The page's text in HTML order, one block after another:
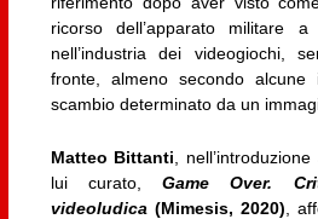
ricorso dell’apparato militare a
nell’industria dei videogiochi,
fronte, almeno secondo alcune
scambio determinato da un
Matteo Bittanti ,
lui curato,Game Over.
videoludica (Mimesis, 2020) ,